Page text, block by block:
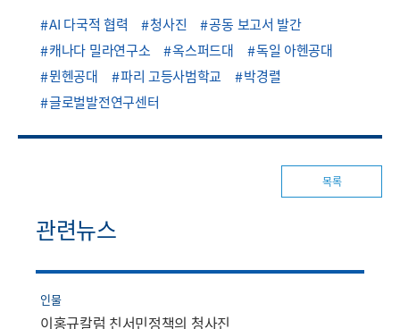
AI 다국적 협력 청사진
공동 보고서 발간
캐나다 밀라연구소
옥스퍼드대
독일 아헨공대
뮌헨공대
파리 고등사범학교
박경렬
글로벌발전연구센터
목록
관련뉴스
인물
이홍규칼럼 친서민정책의 청사진